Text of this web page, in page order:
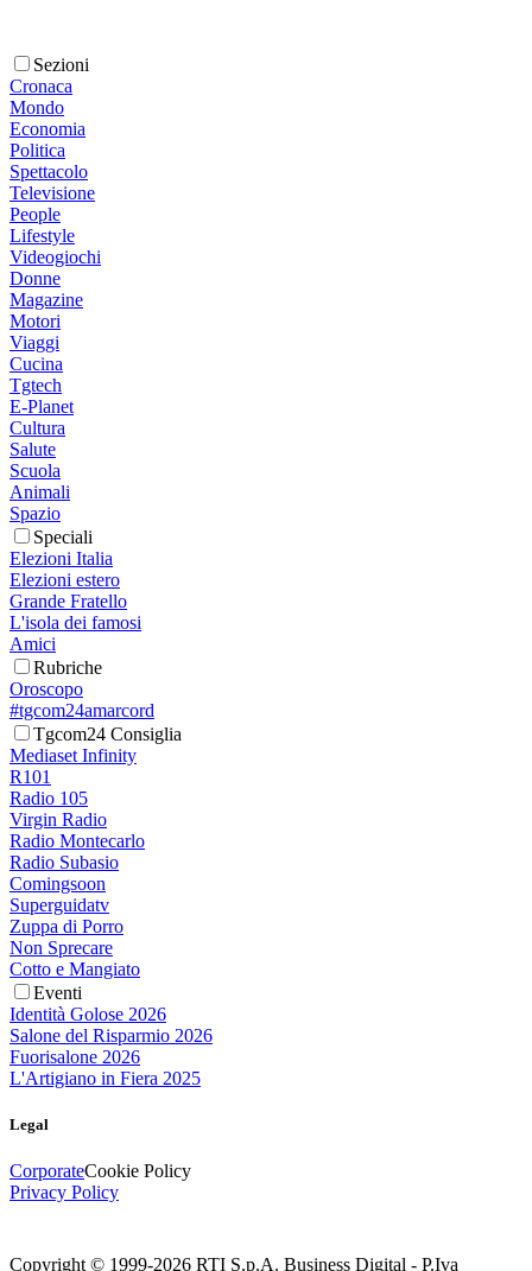
Sezioni
Cronaca
Mondo
Economia
Politica
Spettacolo
Televisione
People
Lifestyle
Videogiochi
Donne
Magazine
Motori
Viaggi
Cucina
Tgtech
E-Planet
Cultura
Salute
Scuola
Animali
Spazio
Speciali
Elezioni Italia
Elezioni estero
Grande Fratello
L'isola dei famosi
Amici
Rubriche
Oroscopo
#tgcom24amarcord
Tgcom24 Consiglia
Mediaset Infinity
R101
Radio 105
Virgin Radio
Radio Montecarlo
Radio Subasio
Comingsoon
Superguidatv
Zuppa di Porro
Non Sprecare
Cotto e Mangiato
Eventi
Identità Golose 2026
Salone del Risparmio 2026
Fuorisalone 2026
L'Artigiano in Fiera 2025
Legal
CorporateCookie Policy
Privacy Policy
Copyright © 1999-2026 RTI S.p.A. Business Digital - P.Iva